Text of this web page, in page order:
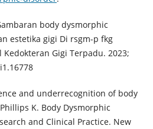
body dysmorphic
estetika gigi Di rsgm-p fkg
Gigi Terpadu. 2023;
and underrecognition of body
K. Body Dysmorphic
and Clinical Practice. New